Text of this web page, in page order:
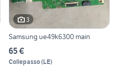
3
Samsung ue49k6300 main
65 €
Collepasso(LE)